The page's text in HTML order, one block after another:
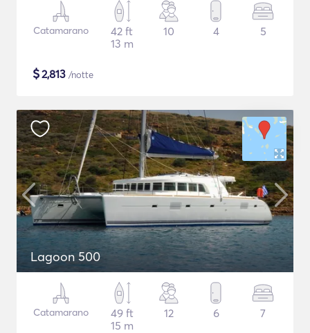
Catamarano
42 ft
13 m
10 4 5
$2,813 /notte
Lagoon 500
Catamarano
49 ft
15 m
12 6 7